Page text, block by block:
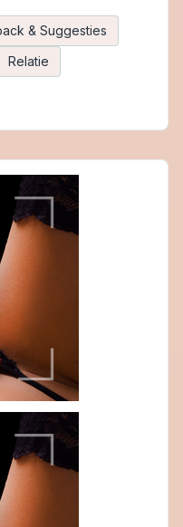
& Suggesties
Relatie